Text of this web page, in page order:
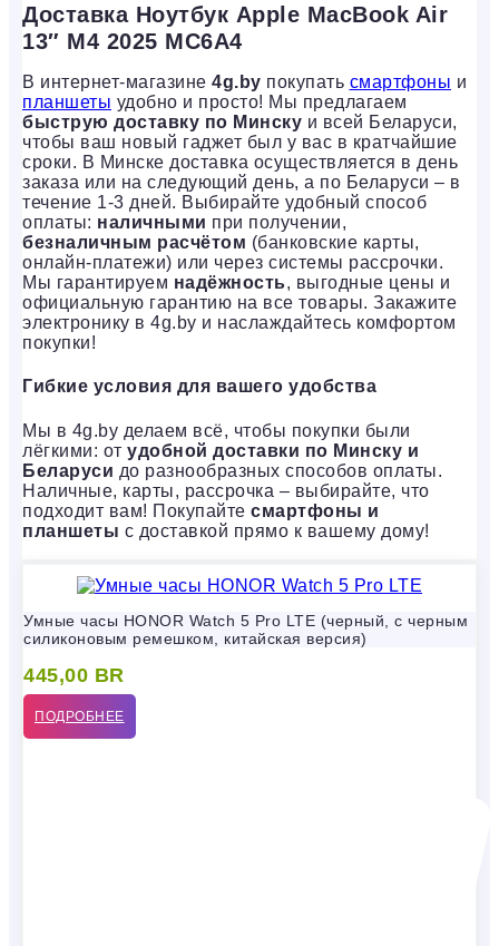
Доставка Ноутбук Apple MacBook Air
13″ M4 2025 MC6A4
В интернет-магазине 4g.by покупать смартфоны и
планшеты удобно и просто! Мы предлагаем
быструю доставку по Минску и всей Беларуси,
чтобы ваш новый гаджет был у вас в кратчайшие
сроки. В Минске доставка осуществляется в день
заказа или на следующий день, а по Беларуси – в
течение 1-3 дней. Выбирайте удобный способ
оплаты: наличными при получении,
безналичным расчётом (банковские карты,
онлайн-платежи) или через системы рассрочки.
Мы гарантируем надёжность, выгодные цены и
официальную гарантию на все товары. Закажите
электронику в 4g.by и наслаждайтесь комфортом
покупки!
Гибкие условия для вашего удобства
Мы в 4g.by делаем всё, чтобы покупки были
лёгкими: от удобной доставки по Минску и
Беларуси до разнообразных способов оплаты.
Наличные, карты, рассрочка – выбирайте, что
подходит вам! Покупайте смартфоны и
планшеты с доставкой прямо к вашему дому!
Умные часы HONOR Watch 5 Pro LTE (черный, с черным
силиконовым ремешком, китайская версия)
445,00 BR
ПОДРОБНЕЕ